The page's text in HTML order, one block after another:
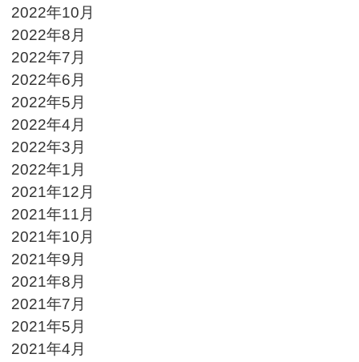
2022年10月
2022年8月
2022年7月
2022年6月
2022年5月
2022年4月
2022年3月
2022年1月
2021年12月
2021年11月
2021年10月
2021年9月
2021年8月
2021年7月
2021年5月
2021年4月